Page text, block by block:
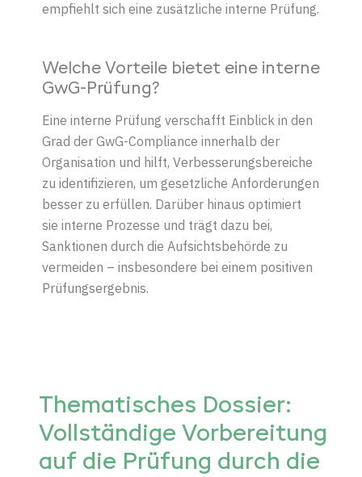
empfiehlt sich eine zusätzliche interne Prüfung.
Welche Vorteile bietet eine interne
GwG-Prüfung?
Eine interne Prüfung verschafft Einblick in den
Grad der GwG-Compliance innerhalb der
Organisation und hilft, Verbesserungsbereiche
zu identifizieren, um gesetzliche Anforderungen
besser zu erfüllen. Darüber hinaus optimiert
sie interne Prozesse und trägt dazu bei,
Sanktionen durch die Aufsichtsbehörde zu
vermeiden – insbesondere bei einem positiven
Prüfungsergebnis.
Thematisches Dossier:
Vollständige Vorbereitung
auf die Prüfung durch die